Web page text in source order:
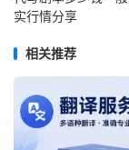
实行情分享
相关推荐